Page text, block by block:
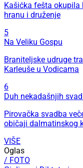
Kašićka fešta okupila
hranu i druženje
5
Na Veliku Gospu
Braniteljske udruge
Karleuše u Vodicama
6
Duh nekadašnjih
Pirovačka svadba
običaji dalmatinskog
VIŠE
Oglas
/ FOTO